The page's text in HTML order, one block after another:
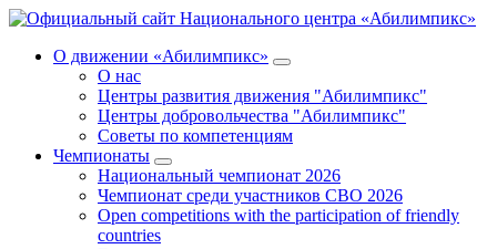
О движении «Абилимпикс»
О нас
Центры развития движения "Абилимпикс"
Центры добровольчества "Абилимпикс"
Советы по компетенциям
Чемпионаты
Национальный чемпионат 2026
Чемпионат среди участников СВО 2026
Open competitions with the participation of friendly
countries